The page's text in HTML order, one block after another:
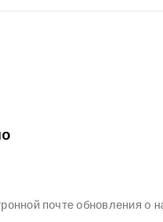
почте обновления о